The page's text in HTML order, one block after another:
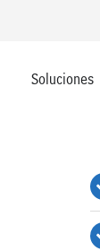
Soluciones